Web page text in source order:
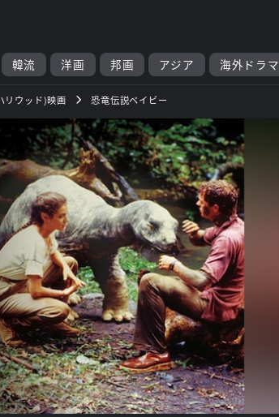
韓流 洋画 邦画 アジア 海外ドラマ
リウッド)映画 恐竜伝説ベイビー